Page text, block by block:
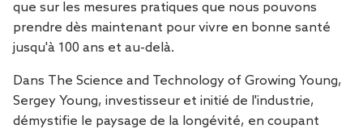
que sur les mesures pratiques que nous pouvons
prendre dès maintenant pour vivre en bonne santé
jusqu'à 100 ans et au-delà.
Dans The Science and Technology of Growing Young,
Sergey Young, investisseur et initié de l'industrie,
démystifie le paysage de la longévité, en coupant